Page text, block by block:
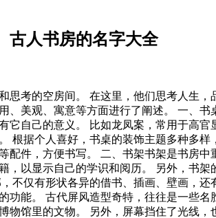
古人书房的名字大全
思考的空房间。 在这里，他们思考人生
、美观、寓意等方面进行了阐述。 一、
它自己的意义。 比如龙凤案，常用于高
根据个人喜好，书桌的装饰主题多种多
配件，方便书写。 二、书架书架是书房
，以显示自己的学识和阅历。 另外，书
不仅有形状各异的借书、插画、壁画，
功能。 古代屏风造型奇特，往往是一些
物馆里的文物。 另外，屏幕挡住了光线